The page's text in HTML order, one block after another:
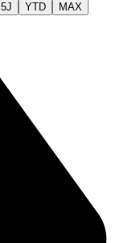
5J YTD MAX